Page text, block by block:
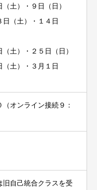
土）・９⽇（日）
（土）・１４⽇
土）・２５⽇（日）
土）・３月１日
オンライン接続９：
自己統合クラスを受